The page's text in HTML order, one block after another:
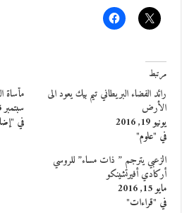
مرتبط
رائد الفضاء البريطاني تيم بيك يعود الى
الأرض
يونيو 19, 2016
في "علوم"
مأساة
سبتمبر 15, 2016
في
الزعبي يترجم ” ذات مساء” للروسي
أركادي أفيرتشينكو
مايو 15, 2016
في "قراءات"